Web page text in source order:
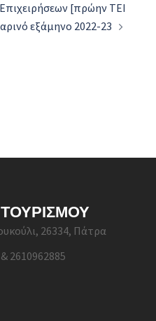
[πρώην ΤΕΙ
εξάμηνο 2022-23
26334, Πάτρα
2610962885